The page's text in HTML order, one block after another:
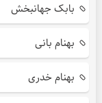
بابک جهانبخش
بهنام بانی
بهنام خدری